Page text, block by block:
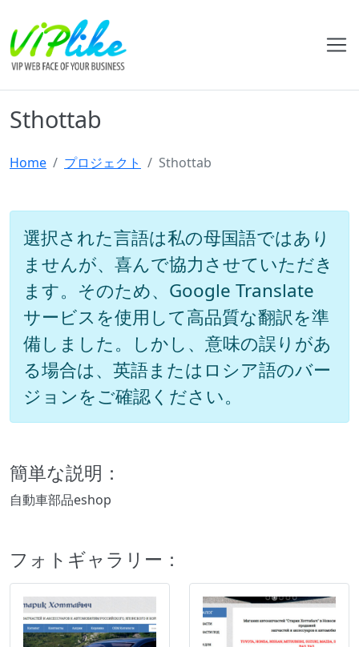
Sthottab
Home プロジェクト Sthottab
選択された言語は私の母国語ではあり
ませんが、喜んで協力させていただき
ます。そのため、Google Translate
サービスを使用して高品質な翻訳を準
備しました。しかし、意味の誤りがあ
る場合は、英語またはロシア語のバー
ジョンをご確認ください。
簡単な説明：
自動車部品eshop
フォトギャラリー：